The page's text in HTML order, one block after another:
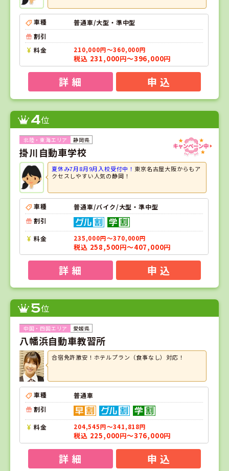
車種
普通車/大型・準中型
割引
料金
210,000円～360,000円
税込 231,000円～396,000円
詳 細 申 込
4位
静岡県
掛川自動車学校
夏休み7月8月9月入校受付中！ 東京名古屋大阪からもア
クセスしやすい人気の静岡！
車種
普通車/バイク/大型・準中型
割引
料金 235,000円～370,000円
税込 258,500円～407,000円
詳 細 申 込
5位
愛媛県
八幡浜自動車教習所
合宿免許激安！ホテルプラン（食事なし）対応！
車種
普通車
割引
料金 204,545円～341,818円
税込 225,000円～376,000円
詳 細 申 込